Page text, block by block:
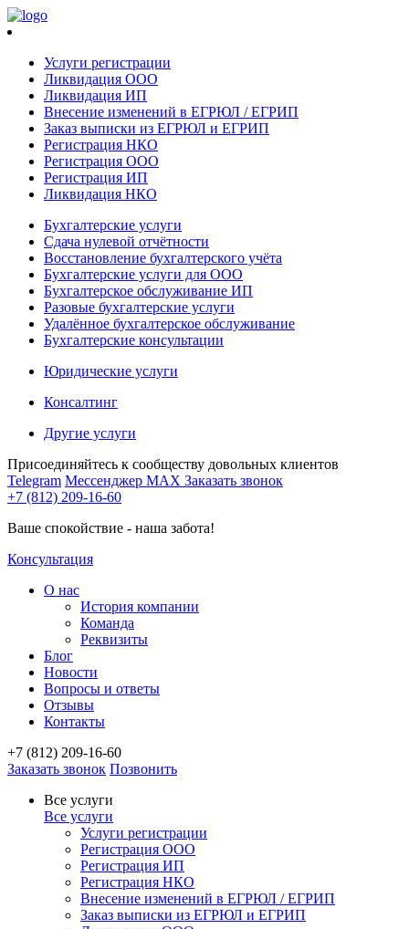
Услуги регистрации
Ликвидация ООО
Ликвидация ИП
Внесение изменений в ЕГРЮЛ / ЕГРИП
Заказ выписки из ЕГРЮЛ и ЕГРИП
Регистрация НКО
Регистрация ООО
Регистрация ИП
Ликвидация НКО
Бухгалтерские услуги
Сдача нулевой отчётности
Восстановление бухгалтерского учёта
Бухгалтерские услуги для ООО
Бухгалтерское обслуживание ИП
Разовые бухгалтерские услуги
Удалённое бухгалтерское обслуживание
Бухгалтерские консультации
Юридические услуги
Консалтинг
Другие услуги
Присоединяйтесь к сообществу довольных клиентов
Telegram Мессенджер MAX Заказать звонок
+7 (812) 209-16-60
Ваше спокойствие - наша забота!
Консультация
О нас
История компании
Команда
Реквизиты
Блог
Новости
Вопросы и ответы
Отзывы
Контакты
+7 (812) 209-16-60
Заказать звонок Позвонить
Все услуги
Все услуги
Услуги регистрации
Регистрация ООО
Регистрация ИП
Регистрация НКО
Внесение изменений в ЕГРЮЛ / ЕГРИП
Заказ выписки из ЕГРЮЛ и ЕГРИП